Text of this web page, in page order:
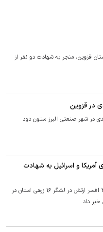
قزوین، منجر به شهادت دو نفر از
در قزوین
در شهر صنعتی البرز ستون دود
آمریکا و اسرائیل به شهادت
سخنگوی شورای تامین استان قزوین از شهادت ۲ افسر ارتش در لشگر ۱۶ زرهی استان در
خبر داد.